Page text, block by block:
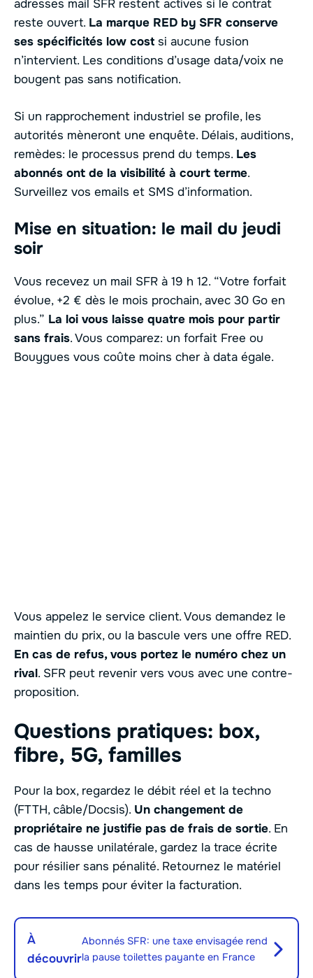
adresses mail SFR restent actives si le contrat
reste ouvert. La marque RED by SFR conserve
ses spécificités low cost si aucune fusion
n’intervient. Les conditions d’usage data/voix ne
bougent pas sans notification.
Si un rapprochement industriel se profile, les
autorités mèneront une enquête. Délais, auditions,
remèdes: le processus prend du temps. Les
abonnés ont de la visibilité à court terme.
Surveillez vos emails et SMS d’information.
Mise en situation: le mail du jeudi
soir
Vous recevez un mail SFR à 19 h 12. “Votre forfait
évolue, +2 € dès le mois prochain, avec 30 Go en
plus.” La loi vous laisse quatre mois pour partir
sans frais. Vous comparez: un forfait Free ou
Bouygues vous coûte moins cher à data égale.
Vous appelez le service client. Vous demandez le
maintien du prix, ou la bascule vers une offre RED.
En cas de refus, vous portez le numéro chez un
rival. SFR peut revenir vers vous avec une contre-
proposition.
Questions pratiques: box,
fibre, 5G, familles
Pour la box, regardez le débit réel et la techno
(FTTH, câble/Docsis). Un changement de
propriétaire ne justifie pas de frais de sortie. En
cas de hausse unilatérale, gardez la trace écrite
pour résilier sans pénalité. Retournez le matériel
dans les temps pour éviter la facturation.
À
découvrir
Abonnés SFR: une taxe envisagée rend
la pause toilettes payante en France